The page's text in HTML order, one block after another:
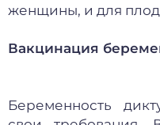
женщины, и для
Вакцинация
Беременность